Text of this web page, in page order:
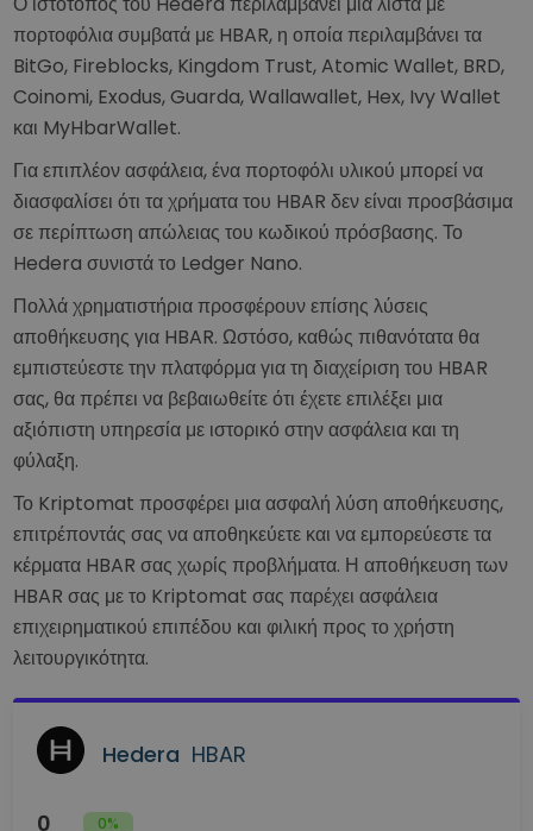
πορτοφόλια συμβατά με HBAR, η οποία περιλαμβάνει τα
BitGo, Fireblocks, Kingdom Trust, Atomic Wallet, BRD,
Coinomi, Exodus, Guarda, Wallawallet, Hex, Ivy Wallet
και MyHbarWallet.
Για επιπλέον ασφάλεια, ένα πορτοφόλι υλικού μπορεί να
διασφαλίσει ότι τα χρήματα του HBAR δεν είναι προσβάσιμα
σε περίπτωση απώλειας του κωδικού πρόσβασης. Το
Hedera συνιστά το Ledger Nano.
Πολλά χρηματιστήρια προσφέρουν επίσης λύσεις
αποθήκευσης για HBAR. Ωστόσο, καθώς πιθανότατα θα
εμπιστεύεστε την πλατφόρμα για τη διαχείριση του HBAR
σας, θα πρέπει να βεβαιωθείτε ότι έχετε επιλέξει μια
αξιόπιστη υπηρεσία με ιστορικό στην ασφάλεια και τη
φύλαξη.
Το Kriptomat προσφέρει μια ασφαλή λύση αποθήκευσης,
επιτρέποντάς σας να αποθηκεύετε και να εμπορεύεστε τα
κέρματα HBAR σας χωρίς προβλήματα. Η αποθήκευση των
HBAR σας με το Kriptomat σας παρέχει ασφάλεια
επιχειρηματικού επιπέδου και φιλική προς το χρήστη
λειτουργικότητα.
Hedera HBAR
0 0%